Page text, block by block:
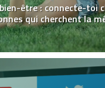
être : connecte-toi
qui cherchent la